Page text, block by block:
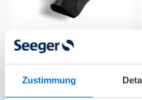
Zustimmung
The Better Guard
3.0